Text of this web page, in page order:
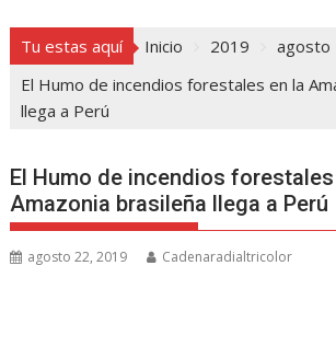
Tu estas aquí Inicio 2019 agosto
El Humo de incendios forestales en la
llega a Perú
El Humo de incendios
Amazonia brasileña llega a Perú
agosto 22, 2019 Cadenaradialtricolor